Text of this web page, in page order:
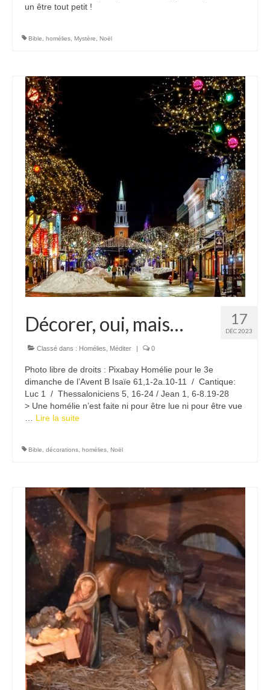
un être tout petit !
Bible homélies Mystère Noël
17
DÉC 2023
Décorer, oui, mais…
Classé dans : Homélies Méditer | 0
Photo libre de droits : Pixabay Homélie pour le 3e
dimanche de l’Avent B Isaïe 61,1-2a.10-11 / Cantique:
Luc 1 / Thessaloniciens 5, 16-24 / Jean 1, 6-8.19-28
> Une homélie n’est faite ni pour être lue ni pour être vue
Lire la suite­­
Bible décorations homélies Noël